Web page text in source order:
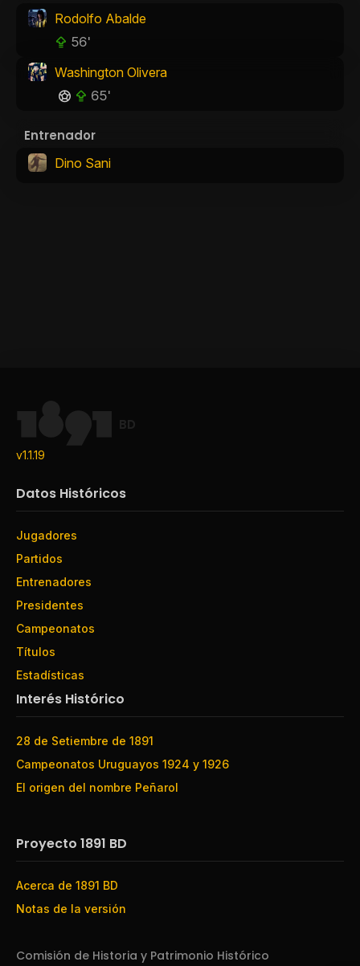
Rodolfo Abalde
56'
Washington Olivera
65'
Entrenador
Dino Sani
BD
v1.1.19
Datos Históricos
Jugadores
Partidos
Entrenadores
Presidentes
Campeonatos
Títulos
Estadísticas
Interés Histórico
28 de Setiembre de 1891
Campeonatos Uruguayos 1924 y 1926
El origen del nombre Peñarol
Proyecto 1891 BD
Acerca de 1891 BD
Notas de la versión
Comisión de Historia y Patrimonio Histórico